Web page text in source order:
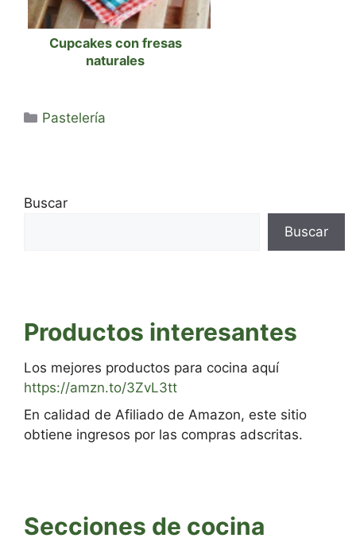
Cupcakes con fresas
naturales
Categorías
Pastelería
Buscar
Buscar
Productos interesantes
Los mejores productos para cocina aquí
https://amzn.to/3ZvL3tt
En calidad de Afiliado de Amazon, este sitio
obtiene ingresos por las compras adscritas.
Secciones de cocina